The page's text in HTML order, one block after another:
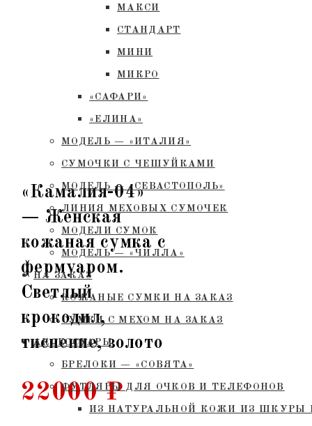
МАКСИ
СТАНДАРТ
МИНИ
МИКРО
«САФАРИ»
«ЕЛИНА»
МОДЕЛЬ — «ИТАЛИЯ»
СУМОЧКИ С ЧЕШУЙКАМИ
МОДЕЛЬ — «СЕВАСТОПОЛЬ»
ЛИНИЯ МЕХОВЫХ СУМОЧЕК
МОДЕЛИ СУМОК
МОДЕЛЬ — «ЧИЛЛА»
НА ЗАКАЗ
КОЖАНЫЕ СУМКИ НА ЗАКАЗ
СУМКИ С МЕХОМ НА ЗАКАЗ
АКСЕССУАРЫ
БРЕЛОКИ — «СОВЯТА»
ФУТЛЯРЫ ДЛЯ ОЧКОВ И ТЕЛЕФОНОВ
ИЗ НАТУРАЛЬНОЙ КОЖИ ИЗ ШКУРЫ
«Камалия-04»
— Женская
кожаная сумка с
фермуаром.
Светлый
крокодил,
тиснение, золото
22000₽